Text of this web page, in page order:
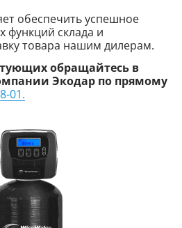
обеспечить успешное
функций склада и
товара нашим дилерам.
обращайтесь в
Экодар по прямому
01.